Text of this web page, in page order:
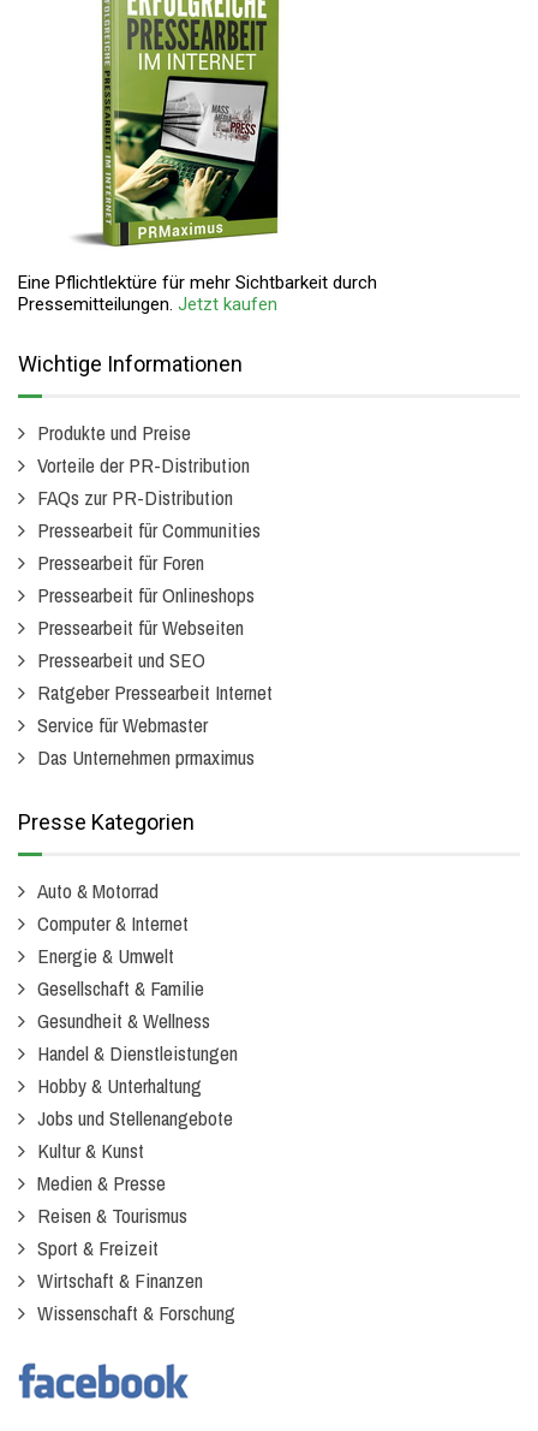
Eine Pflichtlektüre für mehr Sichtbarkeit durch
Pressemitteilungen. Jetzt kaufen
Wichtige Informationen
Produkte und Preise
Vorteile der PR-Distribution
FAQs zur PR-Distribution
Pressearbeit für Communities
Pressearbeit für Foren
Pressearbeit für Onlineshops
Pressearbeit für Webseiten
Pressearbeit und SEO
Ratgeber Pressearbeit Internet
Service für Webmaster
Das Unternehmen prmaximus
Presse Kategorien
Auto & Motorrad
Computer & Internet
Energie & Umwelt
Gesellschaft & Familie
Gesundheit & Wellness
Handel & Dienstleistungen
Hobby & Unterhaltung
Jobs und Stellenangebote
Kultur & Kunst
Medien & Presse
Reisen & Tourismus
Sport & Freizeit
Wirtschaft & Finanzen
Wissenschaft & Forschung